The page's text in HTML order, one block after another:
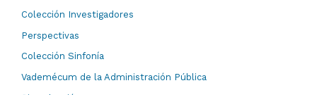
Colección Investigadores
Perspectivas
Colección Sinfonía
Vademécum de la Administración Pública